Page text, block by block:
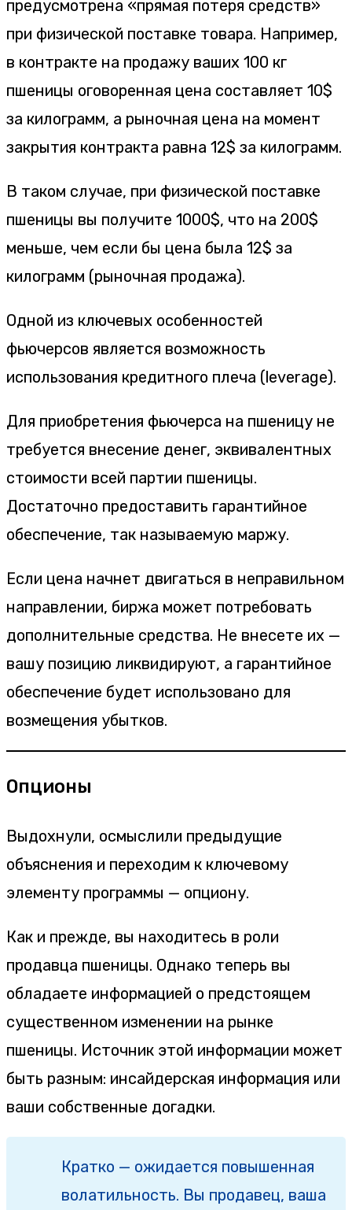
предусмотрена «прямая потеря средств»
при физической поставке товара. Например,
в контракте на продажу ваших 100 кг
пшеницы оговоренная цена составляет 10$
за килограмм, а рыночная цена на момент
закрытия контракта равна 12$ за килограмм.
В таком случае, при физической поставке
пшеницы вы получите 1000$, что на 200$
меньше, чем если бы цена была 12$ за
килограмм (рыночная продажа).
Одной из ключевых особенностей
фьючерсов является возможность
использования кредитного плеча (leverage).
Для приобретения фьючерса на пшеницу не
требуется внесение денег, эквивалентных
стоимости всей партии пшеницы.
Достаточно предоставить гарантийное
обеспечение, так называемую маржу.
Если цена начнет двигаться в неправильном
направлении, биржа может потребовать
дополнительные средства. Не внесете их —
вашу позицию ликвидируют, а гарантийное
обеспечение будет использовано для
возмещения убытков.
Опционы
Выдохнули, осмыслили предыдущие
объяснения и переходим к ключевому
элементу программы — опциону.
Как и прежде, вы находитесь в роли
продавца пшеницы. Однако теперь вы
обладаете информацией о предстоящем
существенном изменении на рынке
пшеницы. Источник этой информации может
быть разным: инсайдерская информация или
ваши собственные догадки.
Кратко — ожидается повышенная
волатильность. Вы продавец, ваша